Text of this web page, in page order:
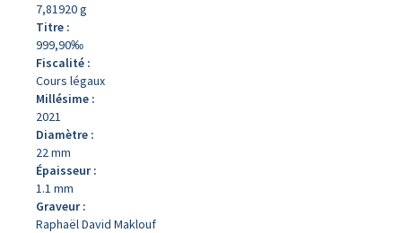
7,81920 g
Titre :
999,90‰
Fiscalité :
Cours légaux
Millésime :
2021
Diamètre :
22 mm
Épaisseur :
1.1 mm
Graveur :
Raphaël David Maklouf